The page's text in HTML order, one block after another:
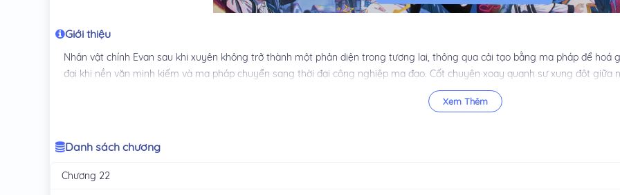
Giới thiệu
Nhân vật chính Evan sau khi xuyên không trở thành một phản diện trong tương lai, thông qua cải tạo bằng ma pháp để hoá
đại khi nền văn minh kiếm và ma pháp chuyển sang thời đại công nghiệp ma đạo. Cốt chuyện xoay quanh sự xung đột giữa
chú thuật, sự phục hưng của tộc rồng,… đồng thời đan xen các mạch truyện ngầm như tà thần xâm lấn và thăm dò đại lục
trung cổ cùng yếu tố cơ giáp siêu cấp, thể hiện bức tranh tiến hóa văn minh khi chủ nghĩa hơi nước và nghi thức chú thuật đan
Xem Thêm
Danh sách chương
Chương 22